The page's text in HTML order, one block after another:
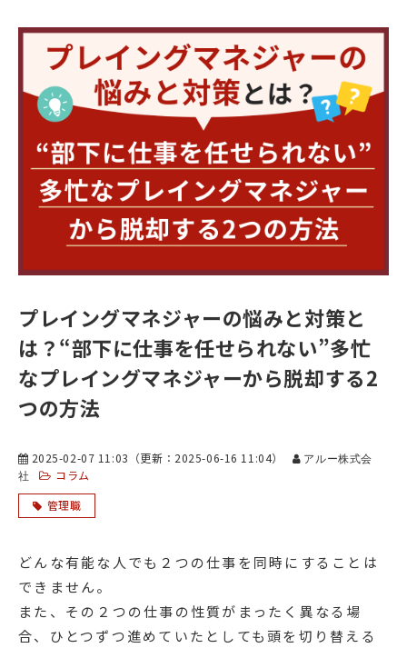
プレイングマネジャーの悩みと対策と
は？“部下に仕事を任せられない”多忙
なプレイングマネジャーから脱却する2
つの方法
2025-02-07 11:03 （更新： 2025-06-16 11:04）
アルー株式会
社
コラム
管理職
どんな有能な人でも２つの仕事を同時にすることは
できません。
また、その２つの仕事の性質がまったく異なる場
合、ひとつずつ進めていたとしても頭を切り替える